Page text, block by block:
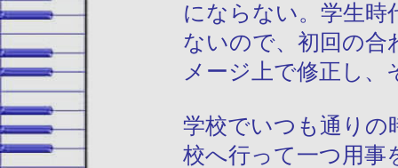
にならない。学生
ないので、初回の
メージ上で修正し
学校でいつも通りの
校へ行って一つ用事